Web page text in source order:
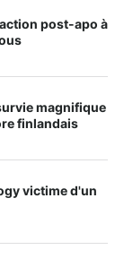
post-apo à
magnifique
finlandais
victime d'un